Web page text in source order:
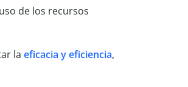
de los recursos
la eficacia y eficiencia,